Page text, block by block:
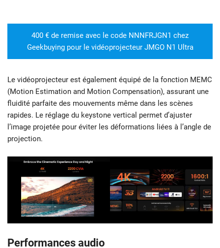
400 € de remise avec le code NNNFRJGN1 chez
Geekbuying pour le vidéoprojecteur JMGO N1 Ultra
Le vidéoprojecteur est également équipé de la fonction MEMC
(Motion Estimation and Motion Compensation), assurant une
fluidité parfaite des mouvements même dans les scènes
rapides. Le réglage du keystone vertical permet d’ajuster
l’image projetée pour éviter les déformations liées à l’angle de
projection.
Performances audio